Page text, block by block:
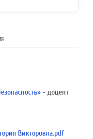
- доцент
Викторовна.pdf